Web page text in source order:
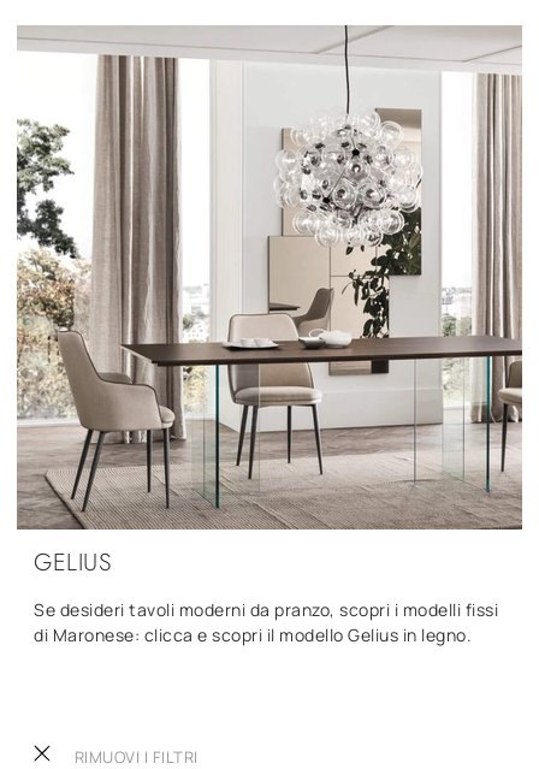
RIMUOVI I FILTRI
GELIUS
Se desideri tavoli moderni da pranzo, scopri i modelli fissi
di Maronese: clicca e scopri il modello Gelius in legno.